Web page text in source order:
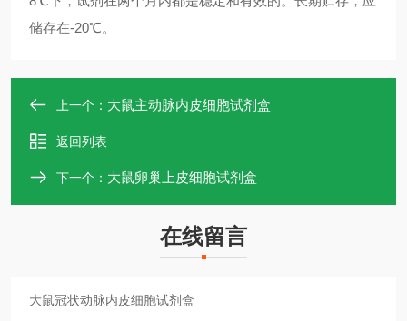
储存在-20℃。 ​​​​​​​
上一个： 大鼠主动脉内皮细胞试剂盒
返回列表
下一个： 大鼠卵巢上皮细胞试剂盒
在线留言